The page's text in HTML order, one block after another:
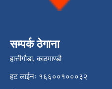
सम्पर्क ठेगाना
हात्तीगौडा, काठमाण्डौ
हट लाईनः १६६००१०००३२